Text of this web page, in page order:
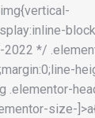
2022 */
.elementor-
size-